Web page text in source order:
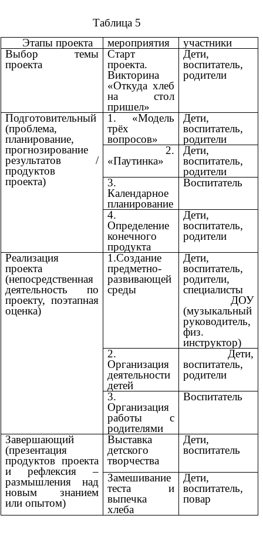
Таблица 5
Этапы проекта
мероприятия
участники
Выбор темы
проекта
Старт
проекта.
Викторина
«Откуда хлеб
на стол
пришел»
Дети,
воспитатель,
родители
Подготовительный
(проблема,
планирование,
прогнозирование
результатов /
продуктов
проекта)
1. «Модель
трёх
вопросов»
Дети,
воспитатель,
родители
2.
«Паутинка»
Дети,
воспитатель,
родители
3.
Календарное
планирование
Воспитатель
4.
Определение
конечного
продукта
Дети,
воспитатель,
родители
Реализация
проекта
(непосредственная
деятельность по
проекту, поэтапная
оценка)
1.Создание
предметно-
развивающей
среды
Дети,
воспитатель,
родители,
специалисты
ДОУ
(музыкальный
руководитель,
физ.
инструктор)
2.
Организация
деятельности
детей
Дети,
воспитатель,
родители
3.
Организация
работы с
родителями
Воспитатель
Завершающий
(презентация
продуктов проекта
и рефлексия –
размышления над
новым знанием
или опытом)
Выставка
детского
творчества
Дети,
воспитатель
Замешивание
теста и
выпечка
хлеба
Дети,
воспитатель,
повар